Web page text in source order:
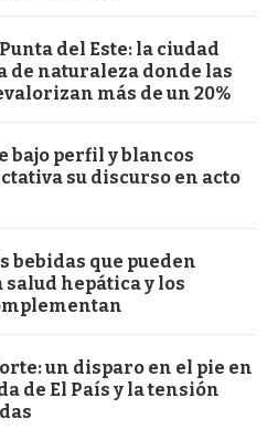
del Este: la ciudad
de naturaleza donde las
más de un 20%
bajo perfil y blancos
su discurso en acto
bebidas que pueden
hepática y los
un disparo en el pie en
de El País y la tensión